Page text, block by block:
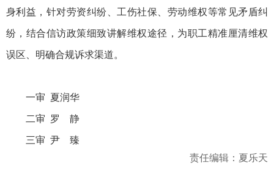
身利益，针对劳资纠纷、工伤社保、劳动维权等常见矛盾纠
纷，结合信访政策细致讲解维权途径，为职工精准厘清维权
误区、明确合规诉求渠道。
一审 夏润华
二审 罗 静
三审 尹 臻
责任编辑：夏乐天